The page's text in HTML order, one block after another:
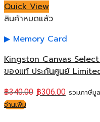
Quick View
สินค้าหมดแล้ว
Memory Card
Kingston Canvas
ของแท้ ประกันศูนย์
฿340.00 ฿306.00 รวมภาษีมู
อ่านเพิ่ม